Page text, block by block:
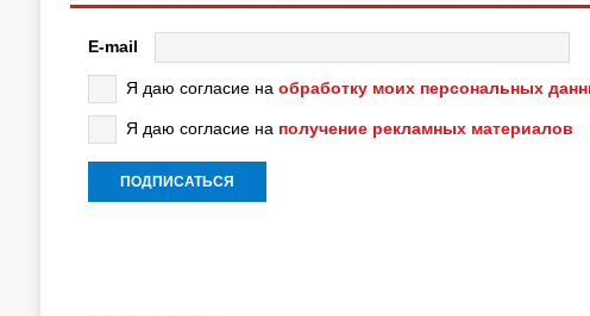
E-mail
Я даю согласие на обработку моих персональных
Я даю согласие на получение рекламных материалов